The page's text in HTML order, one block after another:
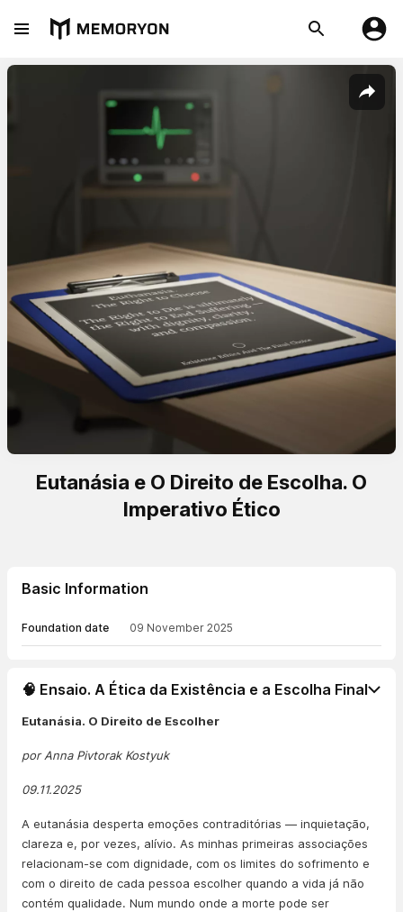
Eutanásia e O Direito de Escolha. O
Imperativo Ético
Basic Information
Foundation date 09 November 2025
🧠 Ensaio. A Ética da Existência e a Escolha Final
Eutanásia. O Direito de Escolher
por Anna Pivtorak Kostyuk
09.11.2025
A eutanásia desperta emoções contraditórias — inquietação,
clareza e, por vezes, alívio. As minhas primeiras associações
relacionam-se com dignidade, com os limites do sofrimento e
com o direito de cada pessoa escolher quando a vida já não
contém qualidade. Num mundo onde a morte pode ser